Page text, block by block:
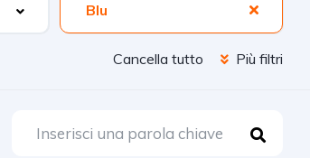
Blu
Cancella tutto Più filtri